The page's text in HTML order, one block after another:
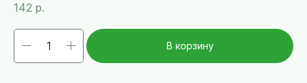
142 р.
В корзину